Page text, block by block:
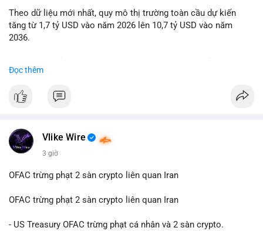
Lời khuyên: Nhà đầu tư nhỏ lẻ nên quan sát thêm 2-4 giờ sau
khi giao dịch được xác nhận, tránh hành động theo cảm xúc.
ưu tiên quản trị rủi ro trong giai đoạn biến động mạnh.
#btcmempool65k
Theo dữ liệu mới nhất, quy mô thị trường toàn cầu dự kiến
tăng từ 1,7 tỷ USD vào năm 2026 lên 10,7 tỷ USD vào năm
2036.
hàng năm (CAGR) ấn tượng lên tới 20,2%.
Điều gì đang thúc đẩy sự tăng trưởng vượt bậc này? Hãy cùng
Đọc thêm
Vlike Wire
3 giờ
OFAC trừng phạt 2 sàn crypto liên quan Iran
OFAC trừng phạt 2 sàn crypto liên quan Iran
- US Treasury OFAC trừng phạt cá nhân và 2 sàn crypto.